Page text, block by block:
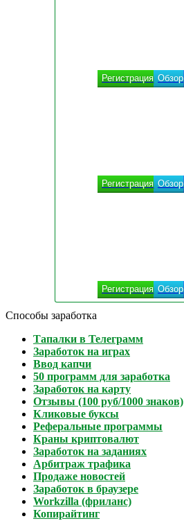
Регистрация Обзор
Регистрация Обзор
Регистрация Обзор
Способы заработка
Тапалки в Телеграмм
Заработок на играх
Ввод капчи
50 программ для заработка
Заработок на карту
Отзывы (100 руб/1000 знаков)
Кликовые буксы
Реферальные программы
Краны криптовалют
Заработок на заданиях
Арбитраж трафика
Продаже новостей
Заработок в браузере
Workzilla (фриланс)
Копирайтинг